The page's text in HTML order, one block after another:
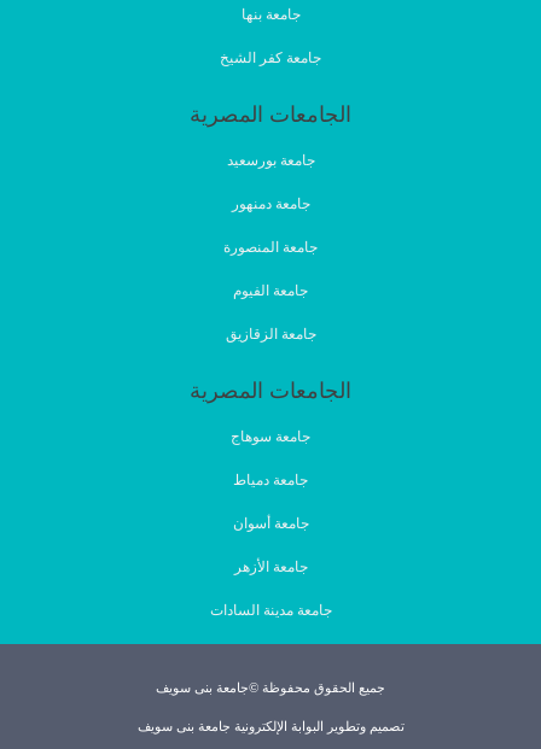
جامعة بنها
جامعة كفر الشيخ
الجامعات المصرية
جامعة بورسعيد
جامعة دمنهور
جامعة المنصورة
جامعة الفيوم
جامعة الزقازيق
الجامعات المصرية
جامعة سوهاج
جامعة دمياط
جامعة أسوان
جامعة الأزهر
جامعة مدينة السادات
جميع الحقوق محفوظة ©جامعة بنى سويف
تصميم وتطوير البوابة الإلكترونية جامعة بنى سويف